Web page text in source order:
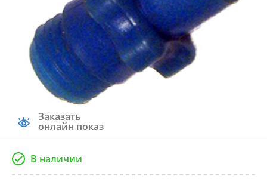
Заказать
онлайн показ
В наличии